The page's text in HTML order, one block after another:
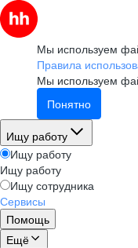
Мы используем
Правила
Мы используем
Понятно
Ищу работу
Ищу работу
Ищу работу
Ищу сотрудника
Сервисы
Помощь
Ещё